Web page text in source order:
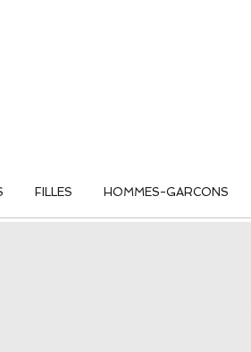
FILLES HOMMES-GARCONS